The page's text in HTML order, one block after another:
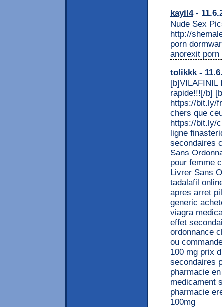
kayil4-
Nude Sex
http://
porn
anorexit
tolikkk -
[b]VILAFINIL
rapide!!![/b]
https://bit.ly/
chers que
https://bit.ly/
ligne
secondaires
Sans
pour femme
Livrer Sans
tadalafil
apres arret
generic
viagra
effet
ordonnance
ou
100 mg prix
secondaires
pharmacie
medicament
pharmacie
100mg